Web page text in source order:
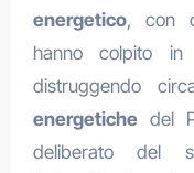
energetico, con
hanno colpito
distruggendo
energetichedel
deliberato del